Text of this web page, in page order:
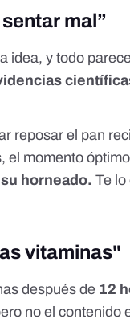
mal”
idea, y todo
reposar el pan
, el momento
horneado. Te lo
vitaminas"
después de 12
no el contenido